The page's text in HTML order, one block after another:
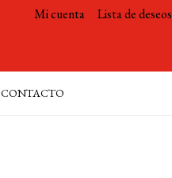
Mi cuenta Lista de deseos
CONTACTO